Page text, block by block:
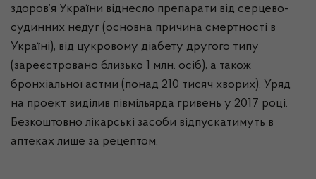
здоров’я України віднесло препарати від серцево-
судинних недуг (основна причина смертності в
Україні), від цукровому діабету другого типу
(зареєстровано близько 1 млн. осіб), а також
бронхіальної астми (понад 210 тисяч хворих). Уряд
на проект виділив півмільярда гривень у 2017 році.
Безкоштовно лікарські засоби відпускатимуть в
аптеках лише за рецептом.